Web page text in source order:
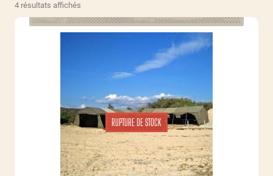
4 résultats affichés
par
popularité
RUPTURE DE STOCK